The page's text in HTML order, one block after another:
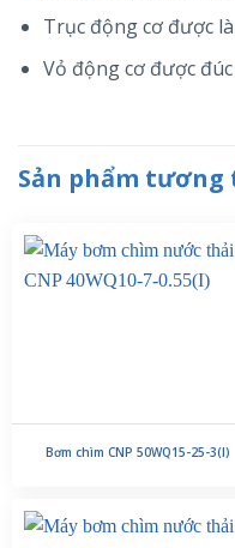
Trục động cơ được
Vỏ động cơ được
Sản phẩm tương
Bơm chìm CNP 50WQ15-25-3(I)